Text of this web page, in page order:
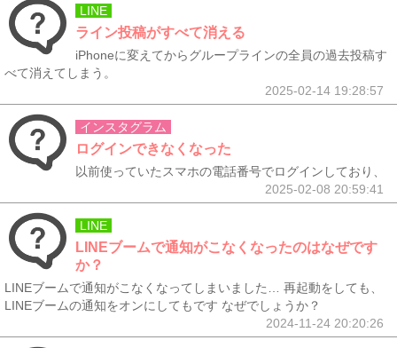
LINE
ライン投稿がすべて消える
iPhoneに変えてからグループラインの全員の過去投稿す
べて消えてしまう。
2025-02-14 19:28:57
インスタグラム
ログインできなくなった
以前使っていたスマホの電話番号でログインしており、
2025-02-08 20:59:41
LINE
LINEブームで通知がこなくなったのはなぜです
か？
LINEブームで通知がこなくなってしまいました… 再起動をしても、
LINEブームの通知をオンにしてもです なぜでしょうか？
2024-11-24 20:20:26